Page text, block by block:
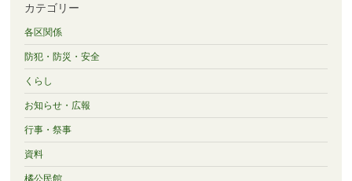
カテゴリー
各区関係
防犯・防災・安全
くらし
お知らせ・広報
行事・祭事
資料
橘公民館